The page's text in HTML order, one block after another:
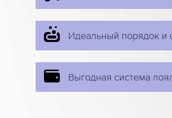
Идеальный порядок и
Выгодная система